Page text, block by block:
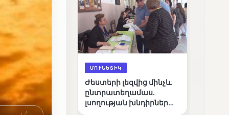
քաղաքական նպատակ
ՄՈՒՆԵՏԻԿ
Ժեստերի լեզվից մինչև
ընտրատեղամաս.
լսողության խնդիրներ